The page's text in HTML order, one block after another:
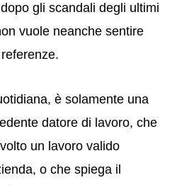
gli scandali degli ultimi
vuole neanche sentire
è solamente una
datore di lavoro, che
un lavoro valido
o che spiega il